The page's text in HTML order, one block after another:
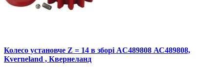
Колесо установче Z = 14 в зборі AC489808 АС489808,
Kverneland , Квернеланд